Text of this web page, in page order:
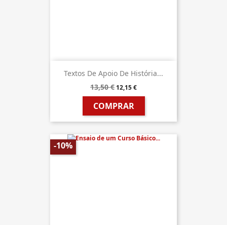
Textos De Apoio De História...
13,50 € 12,15 €
COMPRAR
-10%